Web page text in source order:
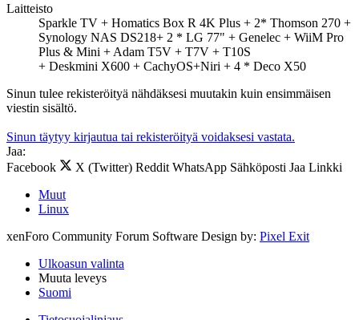
Laitteisto
Sparkle TV + Homatics Box R 4K Plus + 2* Thomson 270 +
Synology NAS DS218+ 2 * LG 77" + Genelec + WiiM Pro
Plus & Mini + Adam T5V + T7V + T10S
+ Deskmini X600 + CachyOS+Niri + 4 * Deco X50
Sinun tulee rekisteröityä nähdäksesi muutakin kuin ensimmäisen
viestin sisältö.
Sinun täytyy kirjautua tai rekisteröityä voidaksesi vastata.
Jaa:
Facebook
X (Twitter) Reddit WhatsApp Sähköposti Jaa Linkki
Muut
Linux
xenForo Community Forum Software Design by: Pixel Exit
Ulkoasun valinta
Muuta leveys
Suomi